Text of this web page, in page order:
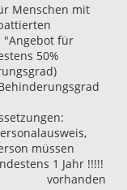
Menschen mit
"Angebot für
50%
müssen
1 Jahr !!!!!
vorhanden